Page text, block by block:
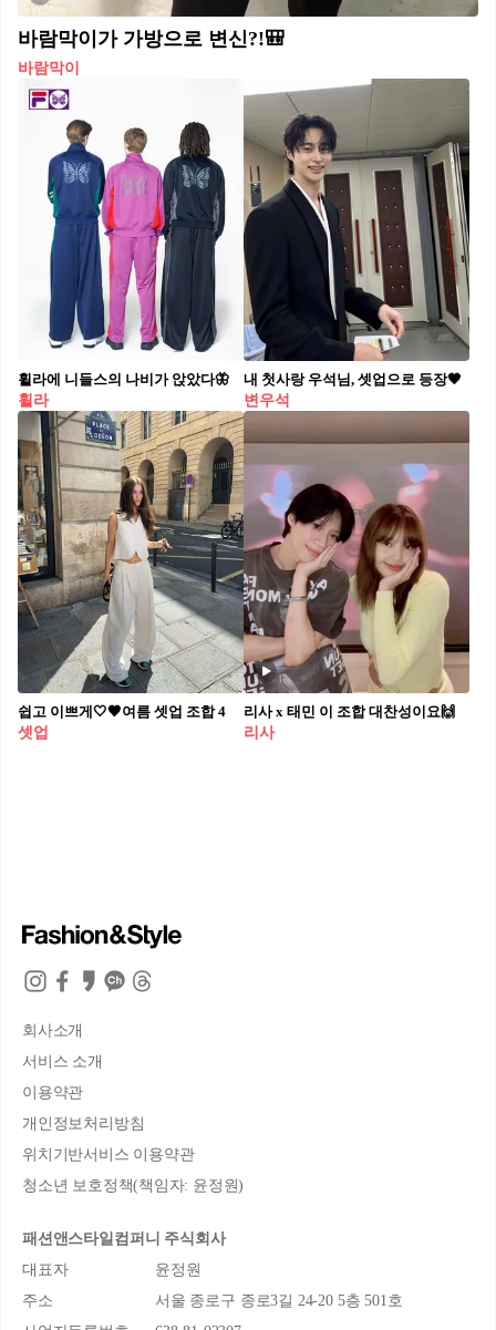
바람막이가 가방으로 변신?!🎒
바람막이
휠라에 니들스의 나비가 앉았다🦋
휠라
내 첫사랑 우석님, 셋업으로 등장🖤
변우석
쉽고 이쁘게🤍🤎여름 셋업 조합 4
셋업
리사 x 태민 이 조합 대찬성이요🙌
리사
회사소개
서비스 소개
이용약관
개인정보처리방침
위치기반서비스 이용약관
청소년 보호정책(책임자: 윤정원)
패션앤스타일컴퍼니 주식회사
대표자
윤정원
주소
서울 종로구 종로3길 24-20 5층 501호